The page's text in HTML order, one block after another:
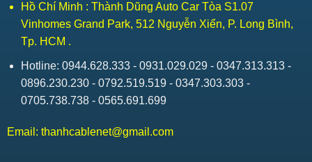
Hồ Chí Minh : Thành Dũng Auto Car Tòa S1.07
Vinhomes Grand Park, 512 Nguyễn Xiển, P. Long Bình,
Tp. HCM .
Hotline: 0944.628.333 - 0931.029.029 - 0347.313.313 -
0896.230.230 - 0792.519.519 - 0347.303.303 -
0705.738.738 - 0565.691.699
Email: thanhcablenet@gmail.com